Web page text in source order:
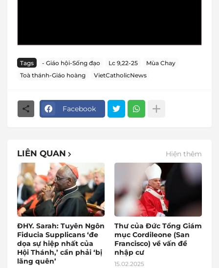
Tags - Giáo hội-Sống đạo Lc 9,22-25
Mùa Chay
Toà thánh-Giáo hoàng
VietCatholicNews
Facebook
LIÊN QUAN Hiện thêm
ĐHY. Sarah: Tuyên Ngôn
Fiducia Supplicans ‘đe
dọa sự hiệp nhất của
Hội Thánh,’ cần phải ‘bị
lãng quên’
Thư của Đức Tổng Giám
mục Cordileone (San
Francisco) về vấn đề
nhập cư
15.02.2025